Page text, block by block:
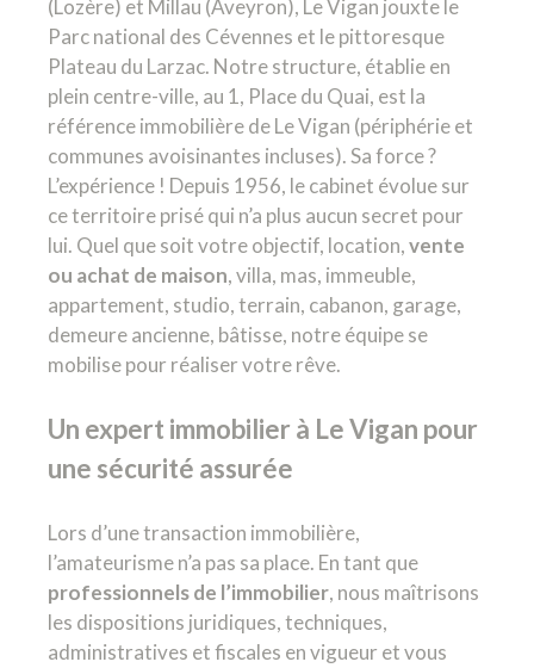
(Lozère) et Millau (Aveyron), Le Vigan jouxte le
Parc national des Cévennes et le pittoresque
Plateau du Larzac. Notre structure, établie en
plein centre-ville, au 1, Place du Quai, est la
référence immobilière de Le Vigan (périphérie et
communes avoisinantes incluses). Sa force ?
L’expérience ! Depuis 1956, le cabinet évolue sur
ce territoire prisé qui n’a plus aucun secret pour
lui. Quel que soit votre objectif, location,vente
ou achat de maison, villa, mas, immeuble,
appartement, studio, terrain, cabanon, garage,
demeure ancienne, bâtisse, notre équipe se
mobilise pour réaliser votre rêve.
Un expert immobilier à Le Vigan pour
une sécurité assurée
Lors d’une transaction immobilière,
l’amateurisme n’a pas sa place. En tant que
professionnels de l’immobilier, nous maîtrisons
les dispositions juridiques, techniques,
administratives et fiscales en vigueur et vous